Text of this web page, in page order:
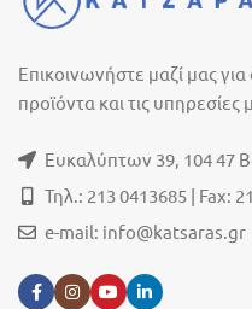
Επικοινωνήστε μαζί μας
προϊόντα και τις υπηρεσίες
Ευκαλύπτων 39, 104 47
Τηλ.: 213 0413685 | Fax:
e-mail: info@katsaras.gr